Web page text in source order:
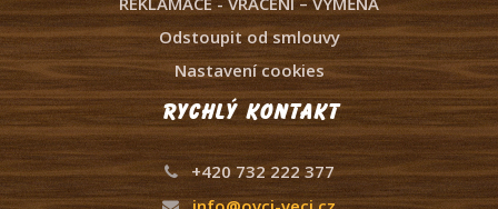
Odstoupit od smlouvy
Nastavení cookies
Rychlý kontakt
+420 732 222 377